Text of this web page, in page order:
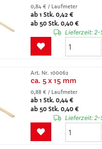
0,84 € / Laufmeter
ab 1 Stk. 0,42 €
ab 50 Stk. 0,40 €
Lieferzeit: 2-
Art. Nr. 100062
ca. 5 x 15 mm
0,88 € / Laufmeter
ab 1 Stk. 0,44 €
ab 50 Stk. 0,40 €
Lieferzeit: 2-